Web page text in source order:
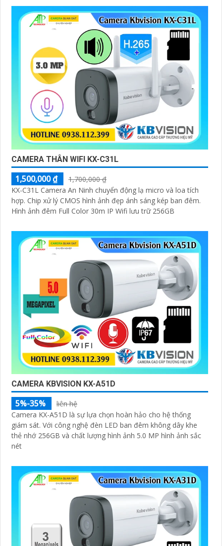
CAMERA THÂN WIFI KX-C31L
1,500,000 ₫
1,700,000 ₫
KX-C31L Camera An Ninh chuyển động lạ micro và loa tích
hợp. Chip xử lý CMOS hình ảnh đẹp ánh sáng kép ban đêm.
Hình ảnh đêm Full Color 30m IP Wifi lưu trữ 256GB
CAMERA KBVISION KX-A51D
5%-35%
liên hệ
Camera KX-A51D là sự lựa chọn hoàn hảo cho hệ thống
giám sát. Với công nghệ đèn LED ban đêm không dây khe
thẻ nhớ 256GB và chất lượng hình ảnh 5.0 MP hình ảnh sắc
nét